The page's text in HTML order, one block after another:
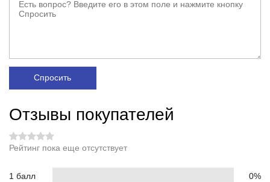
Спросить
Отзывы покупателей
Рейтинг пока еще отсутствует
1 балл 0%